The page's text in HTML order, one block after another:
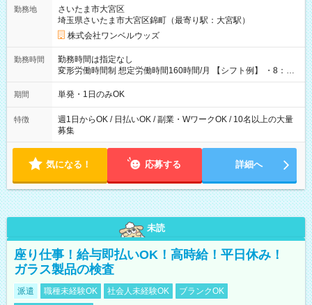
勤務地
さいたま市大宮区
埼玉県さいたま市大宮区錦町（最寄り駅：大宮駅）
株式会社ワンベルウッズ
勤務時間
勤務時間は指定なし
変形労働時間制 想定労働時間160時間/月 【シフト例】 ・8：00
～21：00
期間 単発・1日のみOK
特徴
週1日からOK / 日払いOK / 副業・WワークOK / 10名以上の大量
募集
気になる！ 応募する 詳細へ
未読
座り仕事！給与即払いOK！高時給！平日休み！
ガラス製品の検査
派遣 職種未経験OK 社会人未経験OK
ブランクOK